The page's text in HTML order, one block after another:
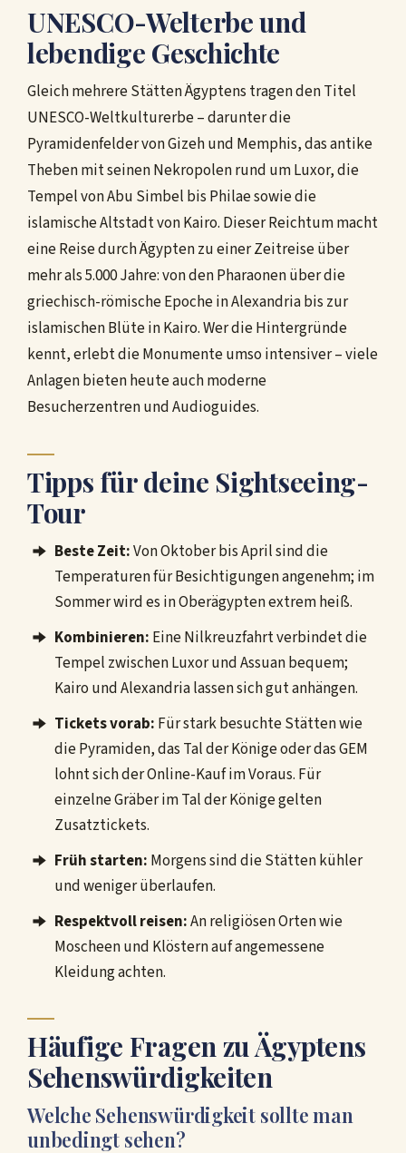
UNESCO-Welterbe und
lebendige Geschichte
Gleich mehrere Stätten Ägyptens tragen den Titel
UNESCO-Weltkulturerbe – darunter die
Pyramidenfelder von Gizeh und Memphis, das antike
Theben mit seinen Nekropolen rund um Luxor, die
Tempel von Abu Simbel bis Philae sowie die
islamische Altstadt von Kairo. Dieser Reichtum macht
eine Reise durch Ägypten zu einer Zeitreise über
mehr als 5.000 Jahre: von den Pharaonen über die
griechisch-römische Epoche in Alexandria bis zur
islamischen Blüte in Kairo. Wer die Hintergründe
kennt, erlebt die Monumente umso intensiver – viele
Anlagen bieten heute auch moderne
Besucherzentren und Audioguides.
Tipps für deine Sightseeing-
Tour
Beste Zeit:Von Oktober bis April sind die
Temperaturen für Besichtigungen angenehm; im
Sommer wird es in Oberägypten extrem heiß.
Kombinieren: Eine Nilkreuzfahrt verbindet die
Tempel zwischen Luxor und Assuan bequem;
Kairo und Alexandria lassen sich gut anhängen.
Tickets vorab: Für stark besuchte Stätten wie
die Pyramiden, das Tal der Könige oder das GEM
lohnt sich der Online-Kauf im Voraus. Für
einzelne Gräber im Tal der Könige gelten
Zusatztickets.
Früh starten: Morgens sind die Stätten kühler
und weniger überlaufen.
Respektvoll reisen:An religiösen Orten wie
Moscheen und Klöstern auf angemessene
Kleidung achten.
Häufige Fragen zu Ägyptens
Sehenswürdigkeiten
Welche Sehenswürdigkeit sollte man
unbedingt sehen?